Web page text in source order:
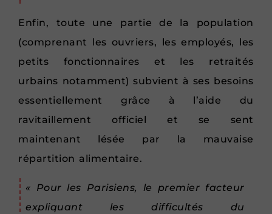
Enfin, toute une partie de la population
(comprenant les ouvriers, les employés, les
petits fonctionnaires et les retraités
urbains notamment) subvient à ses besoins
essentiellement grâce à l’aide du
ravitaillement officiel et se sent
maintenant lésée par la mauvaise
répartition alimentaire.
« Pour les Parisiens, le premier facteur
expliquant les difficultés du